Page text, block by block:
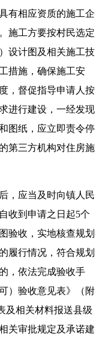
有相应资质的施工企
施工方要按村民选定
设计图及相关施工技
措施，确保施工安
，督促指导申请人按
进行建设，一经发现
图纸，应立即责令停
第三方机构对住房施
应当及时向镇人民
收到申请之日起5个
验收，实地核查规划
履行情况，符合规划
，依法完成验收手
）验收意见表》（附
及相关材料报送县级
关审批规定及承诺建